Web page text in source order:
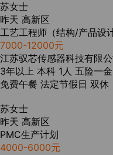
苏女士
昨天 高新区
工艺工程师（结构/产品设计
7000-12000元
江苏驭芯传感器科技有限公
3年以上 本科 1人 五险一金
免费午餐 法定节假日 双休
苏女士
昨天 高新区
PMC生产计划
4000-6000元